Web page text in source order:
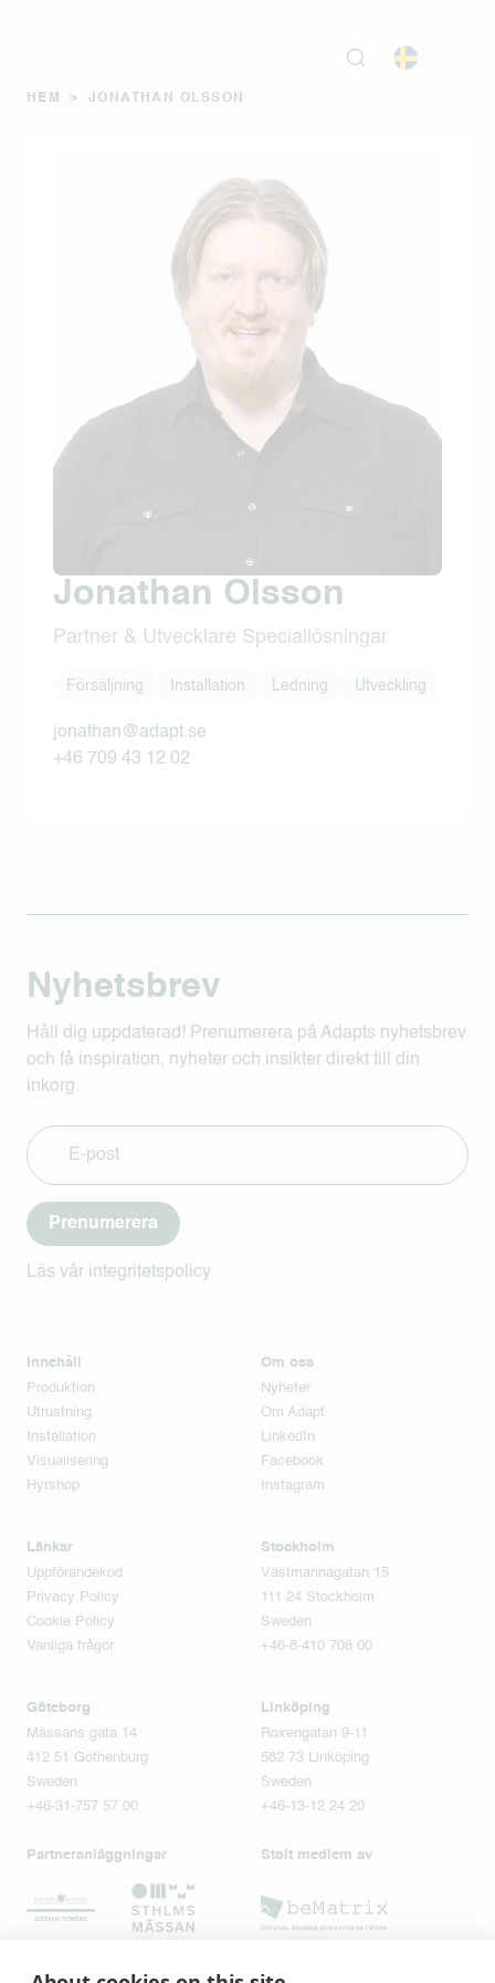
HEM > JONATHAN OLSSON
Jonathan Olsson
Partner & Utvecklare Speciallösningar
Försäljning Installation Ledning Utveckling
jonathan@adapt.se
+46 709 43 12 02
Nyhetsbrev
Håll dig uppdaterad! Prenumerera på Adapts nyhetsbrev
och få inspiration, nyheter och insikter direkt till din
inkorg.
Prenumerera
Läs vår integritetspolicy
Innehåll
Produktion
Utrustning
Installation
Visualisering
Hyrshop
Om oss
Nyheter
Om Adapt
LinkedIn
Facebook
Instagram
Länkar
Uppförandekod
Privacy Policy
Cookie Policy
Vanliga frågor
Stockholm
Västmannagatan 15
111 24 Stockholm
Sweden
+46-8-410 708 00
Göteborg
Mässans gata 14
412 51 Gothenburg
Sweden
+46-31-757 57 00
Linköping
Roxengatan 9-11
582 73 Linköping
Sweden
+46-13-12 24 20
Partneranläggningar Stolt medlem av